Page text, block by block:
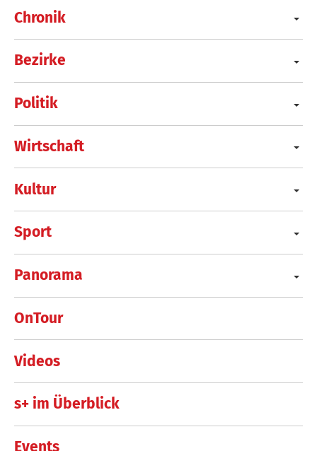
Chronik
Bezirke
Politik
Wirtschaft
Kultur
Sport
Panorama
OnTour
Videos
s+ im Überblick
Events